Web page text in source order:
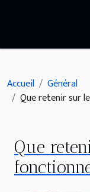
Accueil
Général
Que retenir sur
Que